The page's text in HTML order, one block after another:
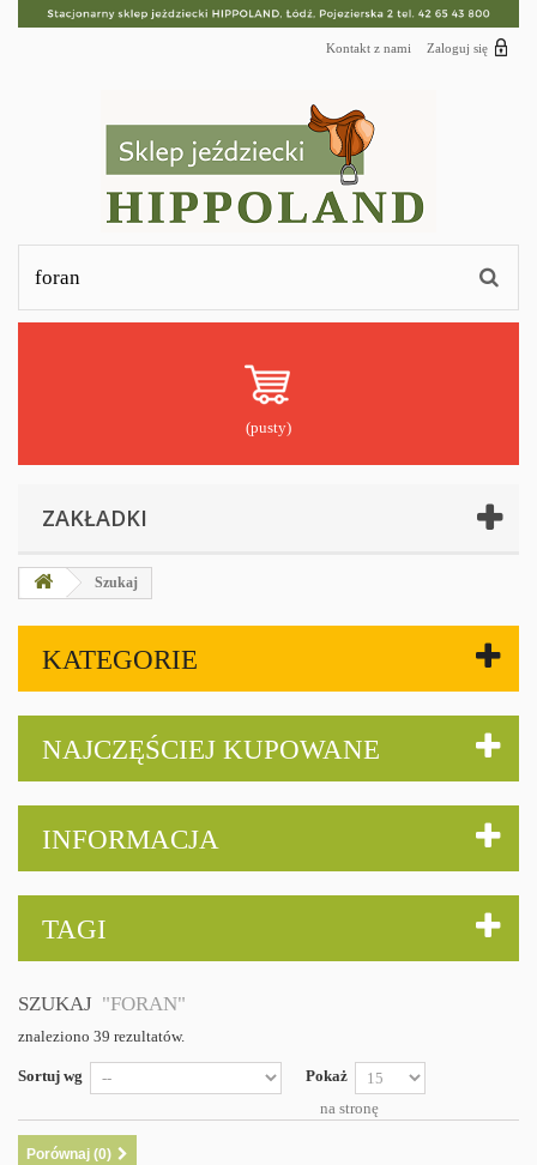
Zaloguj się
Kontakt z nami
(pusty)
ZAKŁADKI
Szukaj
KATEGORIE
NAJCZĘŚCIEJ KUPOWANE
INFORMACJA
TAGI
SZUKAJ "FORAN"
znaleziono 39 rezultatów.
Sortuj wg
Pokaż
na stronę
Porównaj (0)